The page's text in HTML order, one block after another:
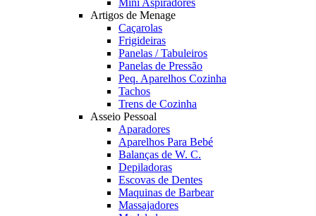
Mini Aspiradores
Artigos de Menage
Caçarolas
Frigideiras
Panelas / Tabuleiros
Panelas de Pressão
Peq. Aparelhos Cozinha
Tachos
Trens de Cozinha
Asseio Pessoal
Aparadores
Aparelhos Para Bebé
Balanças de W. C.
Depiladoras
Escovas de Dentes
Maquinas de Barbear
Massajadores